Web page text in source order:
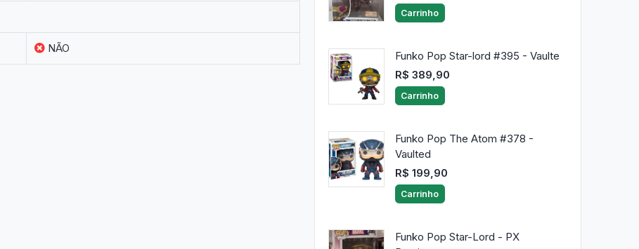
NÃO
Carrinho
Funko Pop Star-lord #395 - Vaulte
R$ 389,90
Carrinho
Funko Pop The Atom #378 -
Vaulted
R$ 199,90
Carrinho
Funko Pop Star-Lord - PX